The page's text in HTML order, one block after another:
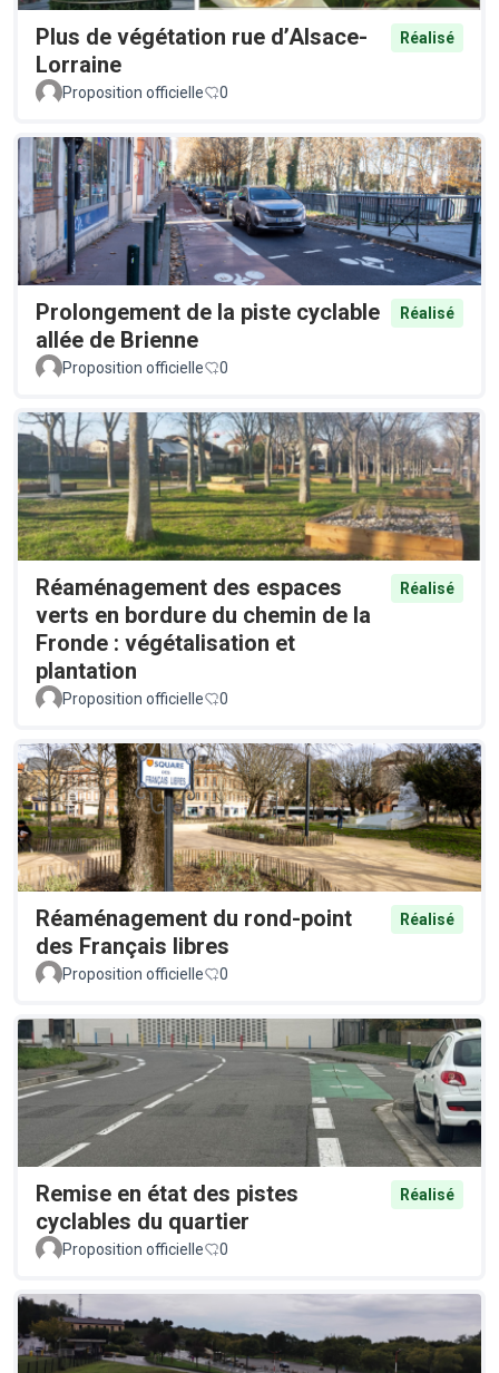
Plus de végétation rue d’Alsace-
Lorraine
Réalisé
Proposition officielle 0
Prolongement de la piste cyclable
allée de Brienne
Réalisé
Proposition officielle 0
Réaménagement des espaces
verts en bordure du chemin de la
Fronde : végétalisation et
plantation
Réalisé
Proposition officielle 0
Réaménagement du rond-point
des Français libres
Réalisé
Proposition officielle 0
Remise en état des pistes
cyclables du quartier
Réalisé
Proposition officielle 0